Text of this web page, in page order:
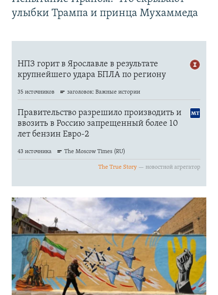
улыбки Трампа и принца Мухаммеда